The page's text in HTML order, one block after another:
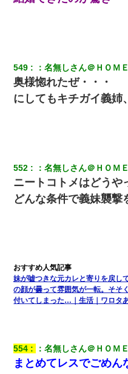
549 ：名無しさん＠ＨＯＭＥ
奥様惚れたぜ・・・
にしてもキチガイ義姉
552 ：名無しさん＠ＨＯＭＥ
ニートコトメはどうや
どんな条件で義妹襲撃
妹が嘘つきな元カレと寄りを戻し
の顔が曇って雰囲気が一転。そそ
付いてしまった…｜生活｜ワロタ
554 ：名無しさん＠ＨＯＭＥ
まとめてレスでごめん